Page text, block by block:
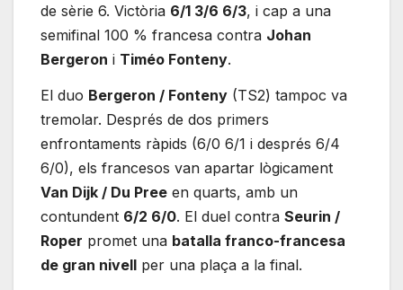
de sèrie 6. Victòria 6/1 3/6 6/3, i cap a una
semifinal 100 % francesa contra Johan
Bergeron i Timéo Fonteny.
El duo Bergeron / Fonteny (TS2) tampoc va
tremolar. Després de dos primers
enfrontaments ràpids (6/0 6/1 i després 6/4
6/0), els francesos van apartar lògicament
Van Dijk / Du Pree en quarts, amb un
contundent 6/2 6/0. El duel contra Seurin /
Roper promet una batalla franco-francesa
de gran nivell per una plaça a la final.